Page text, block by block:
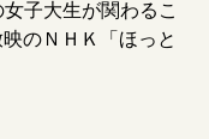
子大生が関わるこ
のＮＨＫ「ほっと